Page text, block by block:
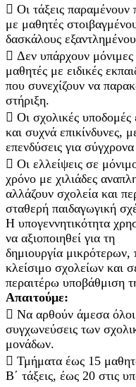
 Οι τάξεις παραμένουν
με μαθητές
δασκάλους
 Δεν υπάρχουν μόνιμες
μαθητές με ειδικές
που συνεχίζουν να
στήριξη.
 Οι σχολικές υποδομές
και συχνά επικίνδυνες,
επενδύσεις για
 Οι ελλείψεις σε
χρόνο με χιλιάδες
αλλάζουν σχολεία και
σταθερή παιδαγωγική
Η υπογεννητικότητα
να αξιοποιηθεί για τη
δημιουργία
κλείσιμο σχολείων και
περαιτέρω υποβάθμιση
Απαιτούμε:
 Να αρθούν άμεσα όλοι
συγχωνεύσεις των
μονάδων.
 Τμήματα έως 15
Β΄ τάξεις, έως 20 στις